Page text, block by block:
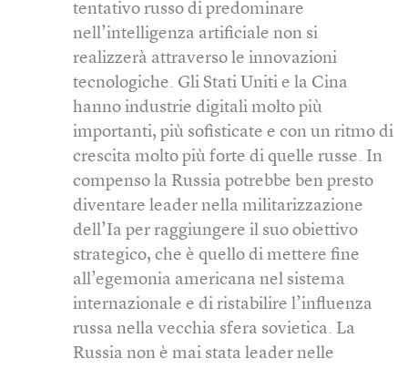
tentativo russo di predominare
nell’intelligenza artificiale non si
realizzerà attraverso le innovazioni
tecnologiche. Gli Stati Uniti e la Cina
hanno industrie digitali molto più
importanti, più sofisticate e con un ritmo di
crescita molto più forte di quelle russe. In
compenso la Russia potrebbe ben presto
diventare leader nella militarizzazione
dell’Ia per raggiungere il suo obiettivo
strategico, che è quello di mettere fine
all’egemonia americana nel sistema
internazionale e di ristabilire l’influenza
russa nella vecchia sfera sovietica. La
Russia non è mai stata leader nelle